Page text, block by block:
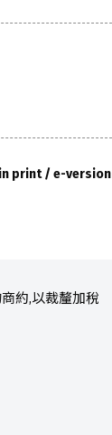
print / e-version
約,以裁釐加稅